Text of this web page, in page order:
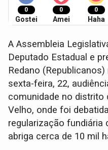
0
Gostei
0
Amei
0
Haha
A Assembleia
Deputado Estadual e
Redano
sexta-feira, 22,
comunidade no distrito
Velho, onde foi
regularização fundiária
abriga cerca de 10 mil